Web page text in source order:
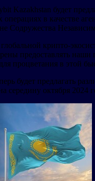
Kazakhstan будет
в качестве
Содружества
крипто-
предоставлять наши
процветания в этой
будет предлагать
середину октября 2024